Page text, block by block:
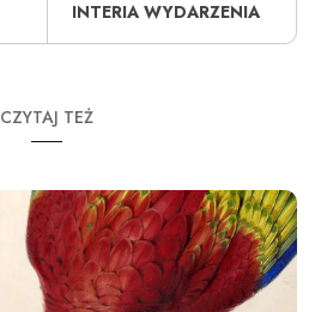
INTERIA WYDARZENIA
CZYTAJ TEŻ